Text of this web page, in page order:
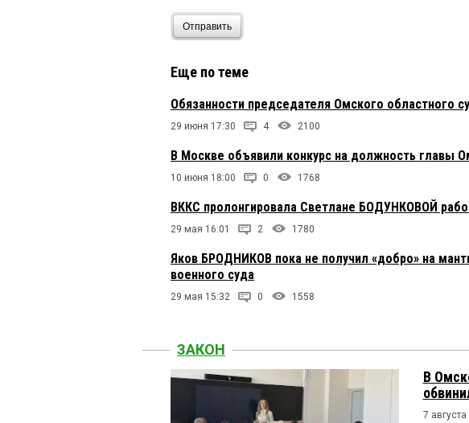
Отправить
Еще по теме
Обязанности председателя Омского областного
29 июня 17:30 4 2100
В Москве объявили конкурс на должность главы
10 июня 18:00 0 1768
ВККС пролонгировала Светлане БОДУНКОВОЙ
29 мая 16:01 2 1780
Яков БРОДНИКОВ пока не получил «добро» на
военного суда
29 мая 15:32 0 1558
ЗАКОН
В
7